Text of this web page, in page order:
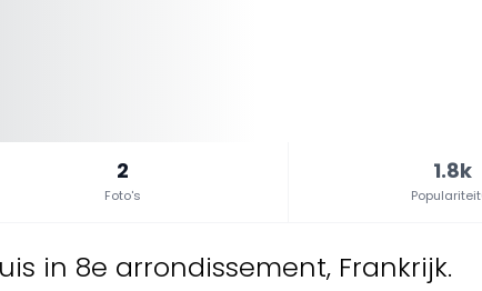
2
Foto's
1.8k
Populariteit
in 8e arrondissement, Frankrijk.